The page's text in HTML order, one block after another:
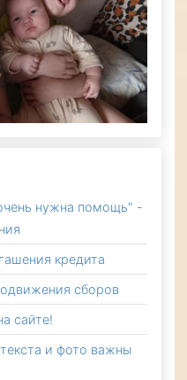
нужна помощь" -
кредита
сборов
сайте!
и фото важны